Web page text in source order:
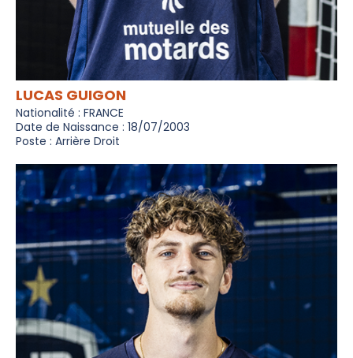
LUCAS GUIGON
Nationalité : FRANCE
Date de Naissance : 18/07/2003
Poste : Arrière Droit